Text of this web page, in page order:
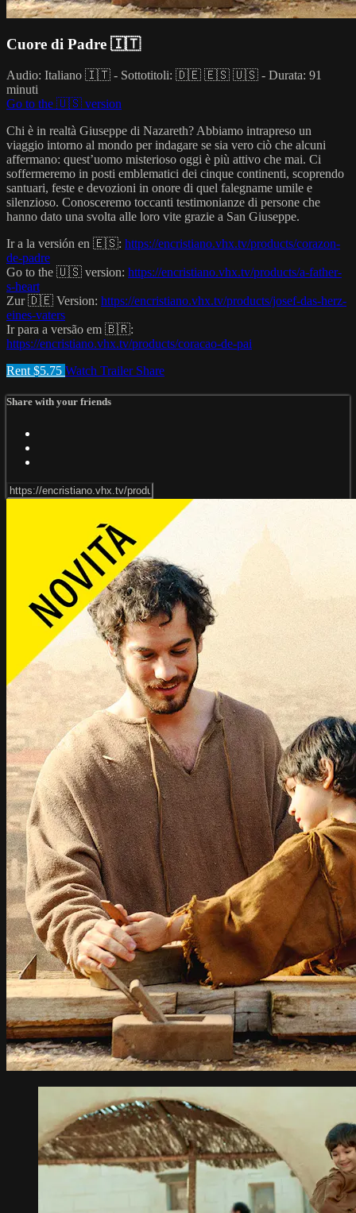
Cuore di Padre 🇮🇹
Audio: Italiano 🇮🇹 - Sottotitoli: 🇩🇪 🇪🇸 🇺🇸 - Durata: 91
minuti
Go to the 🇺🇸 version
Chi è in realtà Giuseppe di Nazareth? Abbiamo intrapreso un
viaggio intorno al mondo per indagare se sia vero ciò che alcuni
affermano: quest’uomo misterioso oggi è più attivo che mai. Ci
soffermeremo in posti emblematici dei cinque continenti, scoprendo
santuari, feste e devozioni in onore di quel falegname umile e
silenzioso. Conosceremo toccanti testimonianze di persone che
hanno dato una svolta alle loro vite grazie a San Giuseppe.
Ir a la versión en 🇪🇸: https://encristiano.vhx.tv/products/corazon-
de-padre
Go to the 🇺🇸 version: https://encristiano.vhx.tv/products/a-father-
s-heart
Zur 🇩🇪 Version: https://encristiano.vhx.tv/products/josef-das-herz-
eines-vaters
Ir para a versão em 🇧🇷:
https://encristiano.vhx.tv/products/coracao-de-pai
Rent $5.75 Watch Trailer Share
Share with your friends